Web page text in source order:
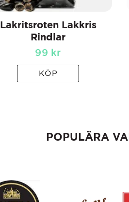
Lakritsroten Lakkris
Rindlar
99 kr
KÖP
POPULÄRA